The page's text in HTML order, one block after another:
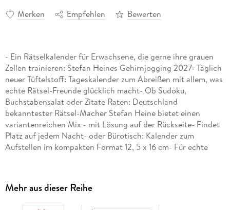
Merken Empfehlen Bewerten
- Ein Rätselkalender für Erwachsene, die gerne ihre grauen
Zellen trainieren: Stefan Heines Gehirnjogging 2027- Täglich
neuer Tüftelstoff: Tageskalender zum Abreißen mit allem, was
echte Rätsel-Freunde glücklich macht- Ob Sudoku,
Buchstabensalat oder Zitate Raten: Deutschland
bekanntester Rätsel-Macher Stefan Heine bietet einen
variantenreichen Mix - mit Lösung auf der Rückseite- Findet
Platz auf jedem Nacht- oder Bürotisch: Kalender zum
Aufstellen im kompakten Format 12, 5 x 16 cm- Für echte
Mehr aus dieser Reihe